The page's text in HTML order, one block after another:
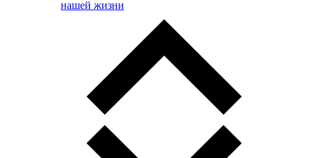
нашей жизни